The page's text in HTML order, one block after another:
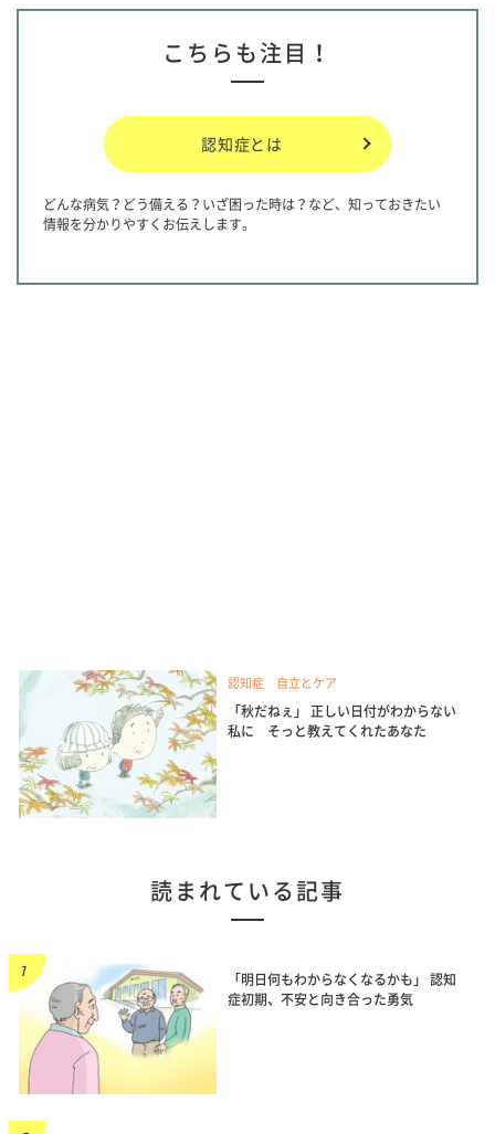
こちらも注目！
認知症とは
どんな病気？どう備える？いざ困った時は？など、知っておきたい
情報を分かりやすくお伝えします。
認知症 自立とケア
「秋だねぇ」 正しい日付がわからない
私に そっと教えてくれたあなた
読まれている記事
「明日何もわからなくなるかも」 認知
症初期、不安と向き合った勇気